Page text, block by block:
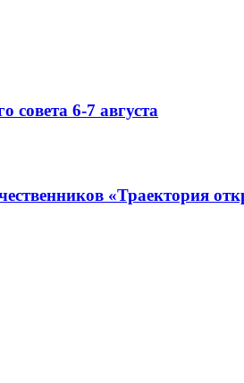
совета 6-7 августа
«Траектория